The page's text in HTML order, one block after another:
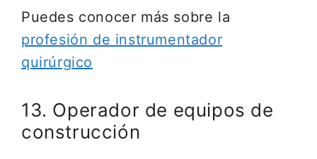
Puedes conocer más sobre la
profesión de instrumentador
quirúrgico
13. Operador de equipos de
construcción